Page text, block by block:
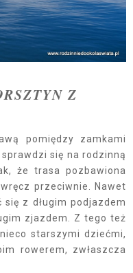
Z
pomiędzy zamkami
się na rodzinną
że trasa pozbawiona
przeciwnie. Nawet
z długim podjazdem
zjazdem. Z tego też
starszymi dziećmi,
rowerem, zwłaszcza